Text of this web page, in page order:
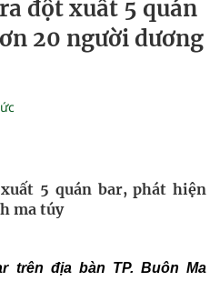
đột xuất 5 quán
20 người dương
5 quán bar, phát hiện
ma túy
trên địa bàn TP. Buôn Ma